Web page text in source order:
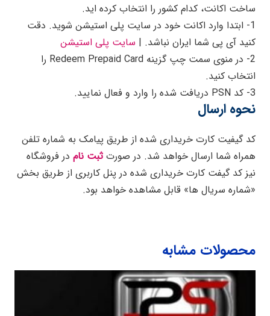
ساخت اکانت، کدام کشور را انتخاب کرده اید.
1- ابتدا وارد اکانت خود در سایت پلی استیشن شوید. دقت
کنید آی پی شما ایران نباشد. | سایت پلی استیشن
2- در منوی سمت چپ گزینه Redeem Prepaid Card را
انتخاب کنید.
3- کد PSN دریافت شده را وارد و فعال نمایید.
نحوه ارسال
کد گیفیت کارت خریداری شده از طریق پیامک به شماره تلفن
همراه شما ارسال خواهد شد. در صورت ثبت نام در فروشگاه
نیز کد گیفت کارت خریداری شده در پنل کاربری از طریق بخش
«شماره سریال ها» قابل مشاهده خواهد بود.
محصولات مشابه